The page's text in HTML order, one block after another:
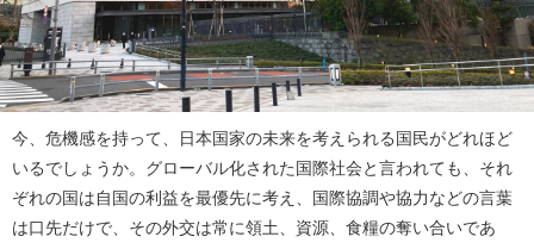
今、危機感を持って、日本国家の未来を考えられる国民がどれほど
いるでしょうか。グローバル化された国際社会と言われても、それ
ぞれの国は自国の利益を最優先に考え、国際協調や協力などの言葉
は口先だけで、その外交は常に領土、資源、食糧の奪い合いであ